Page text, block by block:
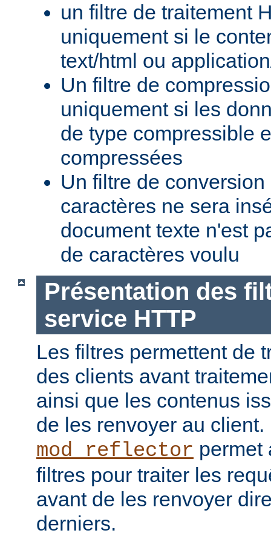
un filtre de traitement
uniquement si le
text/html ou
Un filtre de
uniquement si les
de type compressible
compressées
Un filtre de
caractères ne sera
document texte n'est
de caractères voulu
Présentation des
service HTTP
Les filtres permettent de
des clients avant
ainsi que les contenus
de les renvoyer au
mod_reflector permet
filtres pour traiter les
avant de les renvoyer
derniers.